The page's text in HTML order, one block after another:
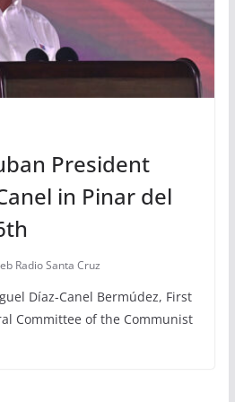
President
in Pinar del
Radio Santa Cruz
Díaz-Canel Bermúdez, First
Committee of the Communist